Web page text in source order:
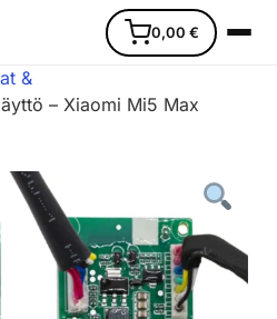
0,00 €
&
– Xiaomi Mi5 Max